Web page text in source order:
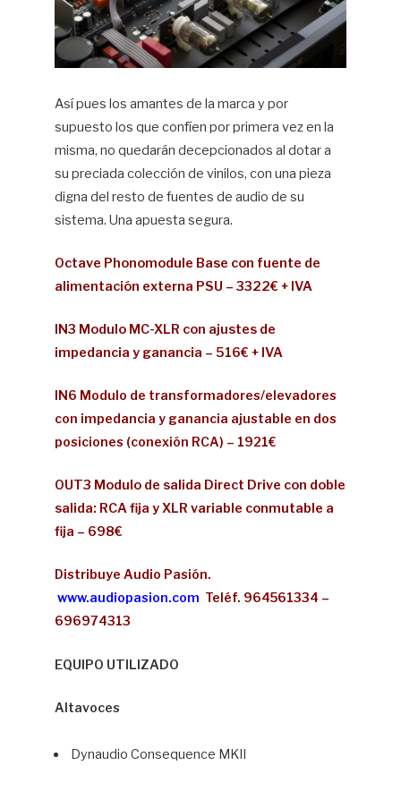
Así pues los amantes de la marca y por
supuesto los que confíen por primera vez en la
misma, no quedarán decepcionados al dotar a
su preciada colección de vinilos, con una pieza
digna del resto de fuentes de audio de su
sistema. Una apuesta segura.
Octave Phonomodule Base con fuente de
alimentación externa PSU – 3322€ + IVA
IN3 Modulo MC-XLR con ajustes de
impedancia y ganancia – 516€ + IVA
IN6 Modulo de transformadores/elevadores
con impedancia y ganancia ajustable en dos
posiciones (conexión RCA) – 1921€
OUT3 Modulo de salida Direct Drive con doble
salida: RCA fija y XLR variable conmutable a
fija – 698€
Distribuye Audio Pasión.
www.audiopasion.com Teléf. 964561334 –
696974313
EQUIPO UTILIZADO
Altavoces
Dynaudio Consequence MKII